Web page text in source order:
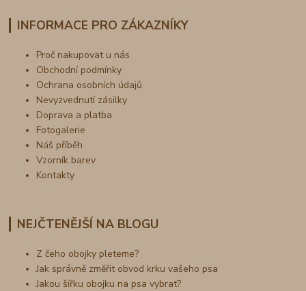
INFORMACE PRO ZÁKAZNÍKY
Proč nakupovat u nás
Obchodní podmínky
Ochrana osobních údajů
Nevyzvednutí zásilky
Doprava a platba
Fotogalerie
Náš příběh
Vzorník barev
Kontakty
NEJČTENĚJŠÍ NA BLOGU
Z čeho obojky pleteme?
Jak správně změřit obvod krku vašeho psa
Jakou šířku obojku na psa vybrat?